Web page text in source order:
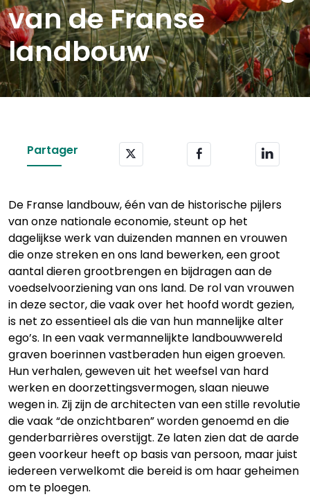
van de Franse
landbouw
Partager
De Franse landbouw, één van de historische pijlers
van onze nationale economie, steunt op het
dagelijkse werk van duizenden mannen en vrouwen
die onze streken en ons land bewerken, een groot
aantal dieren grootbrengen en bijdragen aan de
voedselvoorziening van ons land. De rol van vrouwen
in deze sector, die vaak over het hoofd wordt gezien,
is net zo essentieel als die van hun mannelijke alter
ego’s. In een vaak vermannelijkte landbouwwereld
graven boerinnen vastberaden hun eigen groeven.
Hun verhalen, geweven uit het weefsel van hard
werken en doorzettingsvermogen, slaan nieuwe
wegen in. Zij zijn de architecten van een stille revolutie
die vaak “de onzichtbaren” worden genoemd en die
genderbarrières overstijgt. Ze laten zien dat de aarde
geen voorkeur heeft op basis van persoon, maar juist
iedereen verwelkomt die bereid is om haar geheimen
om te ploegen.